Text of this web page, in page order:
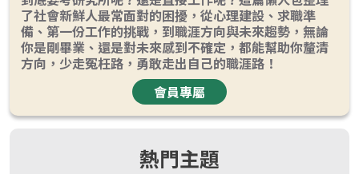
了社會新鮮人最常面對的困擾，從心理建設、求職準
備、第一份工作的挑戰，到職涯方向與未來趨勢，無論
你是剛畢業、還是對未來感到不確定，都能幫助你釐清
方向，少走冤枉路，勇敢走出自己的職涯路！
會員專屬
熱門主題